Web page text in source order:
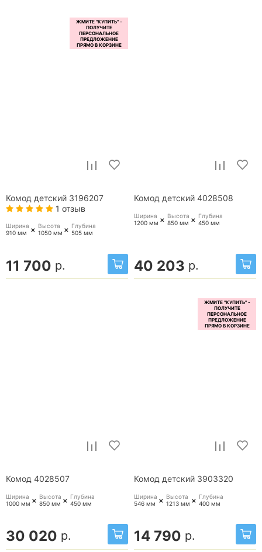
Комод детский 3196207
1 отзыв
Ширина
910 мм+Высота
1050 мм+Глубина
505 мм
11 700 р.
Комод детский 4028508
Ширина
1200 мм+Высота
850 мм+Глубина
450 мм
40 203 р.
Комод 4028507
Ширина
1000 мм+Высота
850 мм+Глубина
450 мм
30 020 р.
Комод детский 3903320
Ширина
546 мм+Высота
1213 мм+Глубина
400 мм
14 790 р.